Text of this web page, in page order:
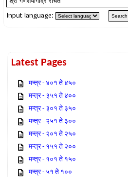
Input language:
Latest Pages
मन्त्र - ४०१ ते ४५०
मन्त्र - ३५१ ते ४००
मन्त्र - ३०१ ते ३५०
मन्त्र - २५१ ते ३००
मन्त्र - २०१ ते २५०
मन्त्र - १५१ ते २००
मन्त्र - १०१ ते १५०
मन्त्र - ५१ ते १००